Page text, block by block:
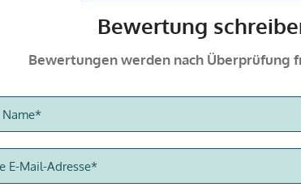
Bewertung
Bewertungen werden nach Überprüfung